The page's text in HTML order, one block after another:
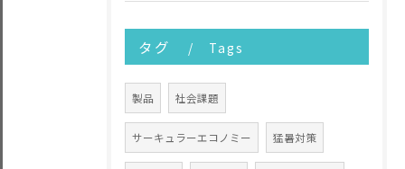
タグ Tags
製品 社会課題
サーキュラーエコノミー 猛暑対策